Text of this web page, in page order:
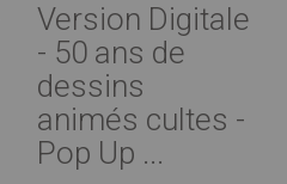
Version Digitale
- 50 ans de
dessins
animés cultes -
Pop Up ...